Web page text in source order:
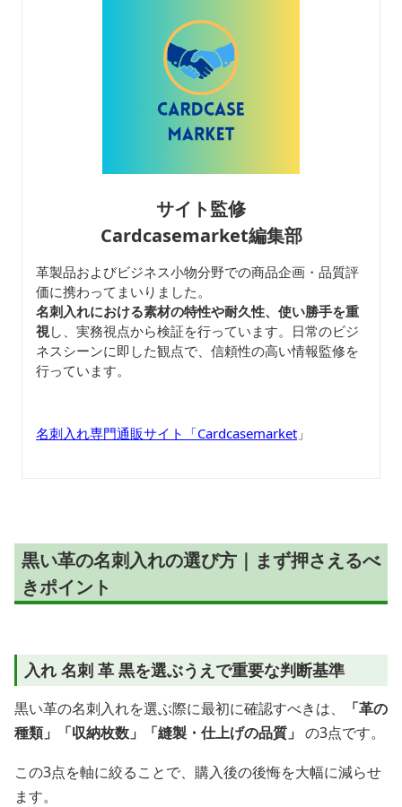
サイト監修
Cardcasemarket編集部
革製品およびビジネス小物分野での商品企画・品質評
価に携わってまいりました。
名刺入れにおける素材の特性や耐久性、使い勝手を重
視し、実務視点から検証を行っています。日常のビジ
ネスシーンに即した観点で、信頼性の高い情報監修を
行っています。
名刺入れ専門通販サイト「Cardcasemarket 」
黒い革の名刺入れの選び方｜まず押さえるべ
きポイント
入れ 名刺 革 黒を選ぶうえで重要な判断基準
黒い革の名刺入れを選ぶ際に最初に確認すべきは、
「革の
種類」「収納枚数」「縫製・仕上げの品質」 の3点です。
この3点を軸に絞ることで、購入後の後悔を大幅に減らせ
ます。